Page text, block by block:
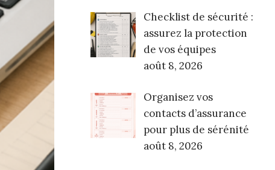
Checklist de sécurité :
assurez la protection
de vos équipes
août 8, 2026
Organisez vos
contacts d’assurance
pour plus de sérénité
août 8, 2026